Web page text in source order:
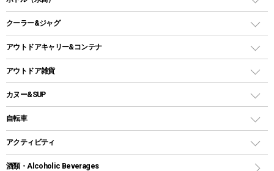
メッシュタープ
自立式タープ
パラソル
テントアクセサリー
ペグ
グランドシート
ガイドロープ
ツール
LEDライト
ヘッドライト
キャンドル
ガストーチ、ライター
焚き火台タイプ（ロースタイル）グリル
卓上タイプグリル
パーティータイプグリル
鉄板、アミ
焚き火台&ストーブ
火起こし
ホットサンドメーカー
クッカーセット
シェラカップ
クッキングツール
ナイフ
ステンレスボトル
コップ付きタイプ
ワンタッチタイプ
プラスチックボトル
ディズニーボトル
クーラー&ジャグ
クーラーボックス
クーラーバッグ
ウォータージャグ
保冷剤
アウトドアキャリー&コンテナ
アウトドアキャリー
アウトドア雑貨
バックパック&バッグ
リュック、バックパック
トートバッグ、サコッシュ
ショッピングキャリー
カヌー&SUP
インフレータブル
カヤック
自転車
折りたたみ自転車
スポーツサイクル
アクティビティ
マリン
酒類・Alcoholic Beverages